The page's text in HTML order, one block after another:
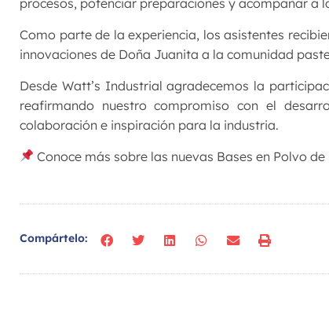
Como parte de la experiencia, los asistentes
innovaciones de Doña Juanita a la comunidad
Desde Watt’s Industrial agradecemos la
reafirmando nuestro compromiso con el
colaboración e inspiración para la industria.
Conoce más sobre las nuevas Bases en Polvo
Compártelo: